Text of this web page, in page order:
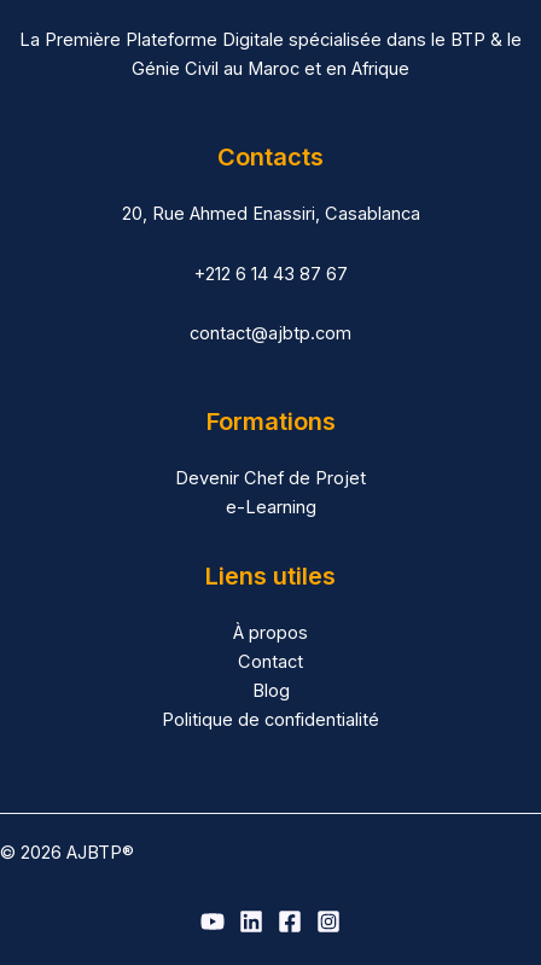
La Première Plateforme Digitale spécialisée dans le BTP & le
Génie Civil au Maroc et en Afrique
Contacts
20, Rue Ahmed Enassiri, Casablanca
+212 6 14 43 87 67
contact@ajbtp.com
Formations
Devenir Chef de Projet
e-Learning
Liens utiles
À propos
Contact
Blog
Politique de confidentialité
© 2026 AJBTP®